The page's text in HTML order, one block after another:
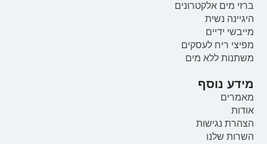
ברזי מים אלקטרונים
היגיינה נשית
מייבשי ידיים
מפיצי ריח לעסקים
משתנות ללא מים
מידע נוסף
מאמרים
אודות
הצהרת נגישות
השרות שלנו